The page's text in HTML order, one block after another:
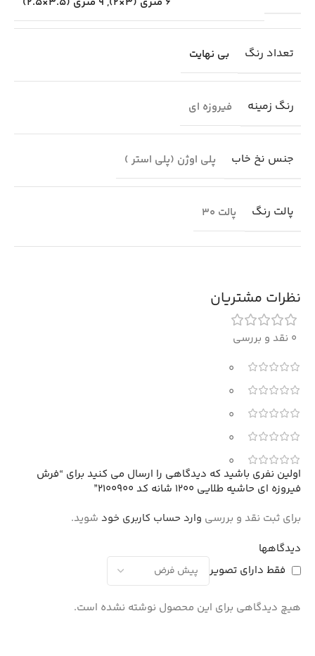
تعداد رنگ بی نهایت
رنگ زمینه فیروزه ای
جنس نخ خاب پلی اوژن (پلی استر )
پالت رنگ پالت 30
نظرات مشتریان
0 نقد و بررسی
0
0
0
0
0
دیدگاهها
فقط دارای تصویر
هیچ دیدگاهی برای این محصول نوشته نشده است.
اولین نفری باشید که دیدگاهی را ارسال می کنید برای “فرش
فیروزه ای حاشیه طلایی 1200 شانه کد 2100900”
برای ثبت نقد و بررسی وارد حساب کاربری خود شوید.